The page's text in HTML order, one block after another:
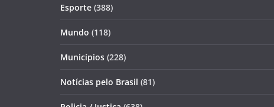
Esporte (388)
Mundo (118)
Municípios (228)
Notícias pelo Brasil (81)